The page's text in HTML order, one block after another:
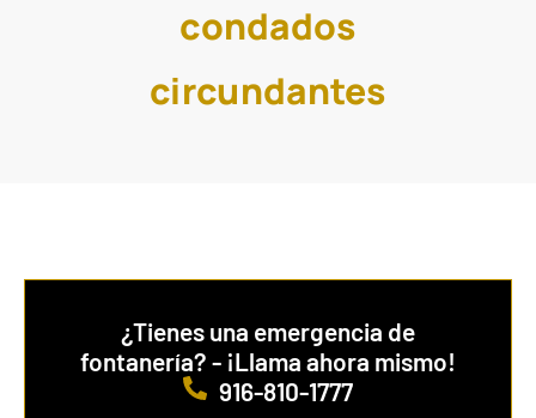
condados
circundantes
¿Tienes una emergencia de
fontanería? - ¡Llama ahora mismo!
916-810-1777